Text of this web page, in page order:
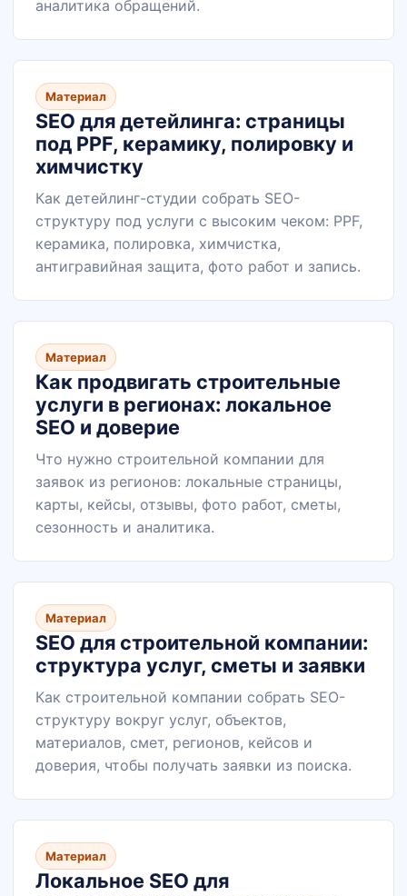
аналитика обращений.
Материал
SEO для детейлинга: страницы
под PPF, керамику, полировку и
химчистку
Как детейлинг-студии собрать SEO-
структуру под услуги с высоким чеком: PPF,
керамика, полировка, химчистка,
антигравийная защита, фото работ и запись.
Материал
Как продвигать строительные
услуги в регионах: локальное
SEO и доверие
Что нужно строительной компании для
заявок из регионов: локальные страницы,
карты, кейсы, отзывы, фото работ, сметы,
сезонность и аналитика.
Материал
SEO для строительной компании:
структура услуг, сметы и заявки
Как строительной компании собрать SEO-
структуру вокруг услуг, объектов,
материалов, смет, регионов, кейсов и
доверия, чтобы получать заявки из поиска.
Материал
Локальное SEO для